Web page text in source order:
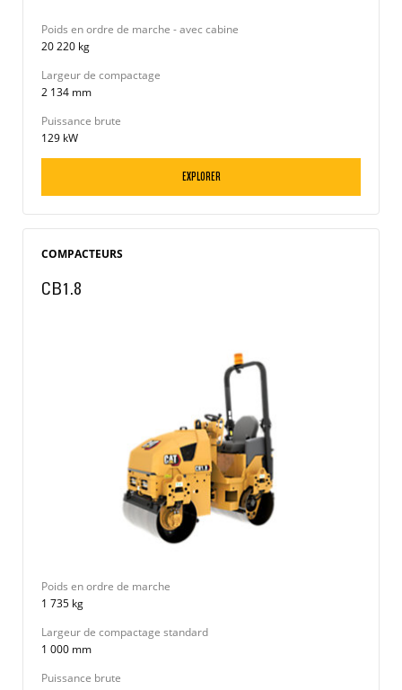
Poids en ordre de marche - avec cabine
20 220 kg
Largeur de compactage
2 134 mm
Puissance brute
129 kW
EXPLORER
COMPACTEURS
CB1.8
Poids en ordre de marche
1 735 kg
Largeur de compactage standard
1 000 mm
Puissance brute